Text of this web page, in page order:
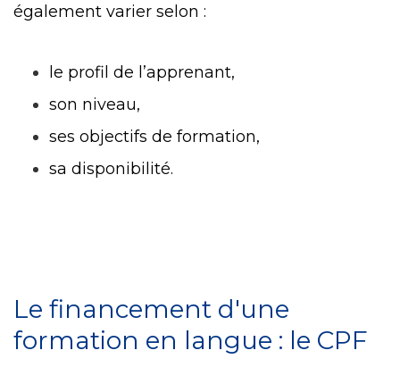
également varier selon :
le profil de l’apprenant,
son niveau,
ses objectifs de formation,
sa disponibilité.
Le financement d'une
formation en langue : le CPF